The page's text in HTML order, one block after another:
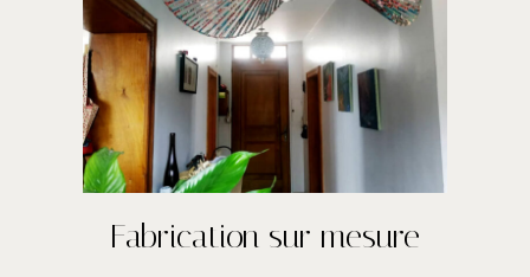
Fabrication sur mesure